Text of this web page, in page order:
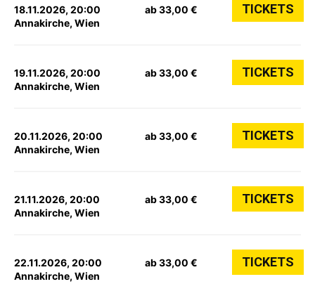
18.11.2026, 20:00
Annakirche, Wien
ab 33,00 € TICKETS
19.11.2026, 20:00
Annakirche, Wien
ab 33,00 € TICKETS
20.11.2026, 20:00
Annakirche, Wien
ab 33,00 € TICKETS
21.11.2026, 20:00
Annakirche, Wien
ab 33,00 € TICKETS
22.11.2026, 20:00
Annakirche, Wien
ab 33,00 € TICKETS